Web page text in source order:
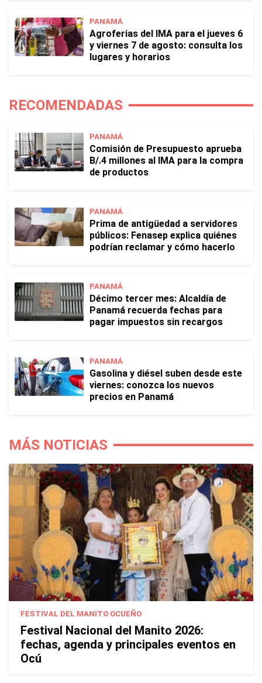
PANAMÁ
Agroferias del IMA para el jueves 6
y viernes 7 de agosto: consulta los
lugares y horarios
RECOMENDADAS
PANAMÁ
Comisión de Presupuesto aprueba
B/.4 millones al IMA para la compra
de productos
PANAMÁ
Prima de antigüedad a servidores
públicos: Fenasep explica quiénes
podrían reclamar y cómo hacerlo
PANAMÁ
Décimo tercer mes: Alcaldía de
Panamá recuerda fechas para
pagar impuestos sin recargos
PANAMÁ
Gasolina y diésel suben desde este
viernes: conozca los nuevos
precios en Panamá
MÁS NOTICIAS
FESTIVAL DEL MANITO OCUEÑO
Festival Nacional del Manito 2026:
fechas, agenda y principales eventos en
Ocú